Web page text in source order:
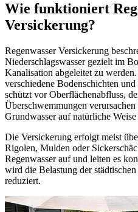
Wie funktioniert
Versickerung?
Regenwasser Versickerung
Niederschlagswasser gezielt im
Kanalisation abgeleitet zu
verschiedene Bodenschichten
schützt vor Oberflächenabfluss,
Überschwemmungen
Grundwasser auf natürliche
Die Versickerung erfolgt meist
Rigolen, Mulden oder
Regenwasser auf und leiten es
wird die Belastung der
reduziert.